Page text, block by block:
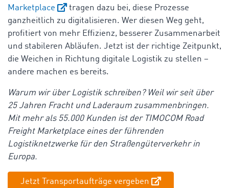
Marketplace
tragen dazu bei, diese Prozesse
ganzheitlich zu digitalisieren. Wer diesen Weg geht,
profitiert von mehr Effizienz, besserer Zusammenarbeit
und stabileren Abläufen. Jetzt ist der richtige Zeitpunkt,
die Weichen in Richtung digitale Logistik zu stellen –
andere machen es bereits.
Warum wir über Logistik schreiben? Weil wir seit über
25 Jahren Fracht und Laderaum zusammenbringen.
Mit mehr als 55.000 Kunden ist der TIMOCOM Road
Freight Marketplace eines der führenden
Logistiknetzwerke für den Straßengüterverkehr in
Europa.
Jetzt Transportaufträge vergeben